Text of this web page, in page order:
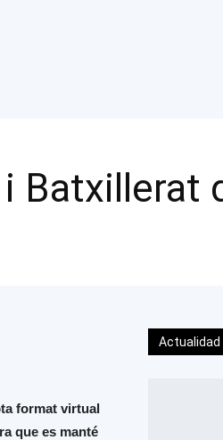
Batxillerat
format virtual
que es manté
Actualidad